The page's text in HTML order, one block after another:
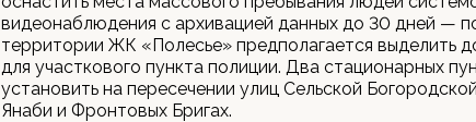
видеонаблюдения с архивацией данных до 30 дней —
территории ЖК «Полесье» предполагается выделить
для участкового пункта полиции. Два стационарных
установить на пересечении улиц Сельской
Янаби и Фронтовых Бригах.